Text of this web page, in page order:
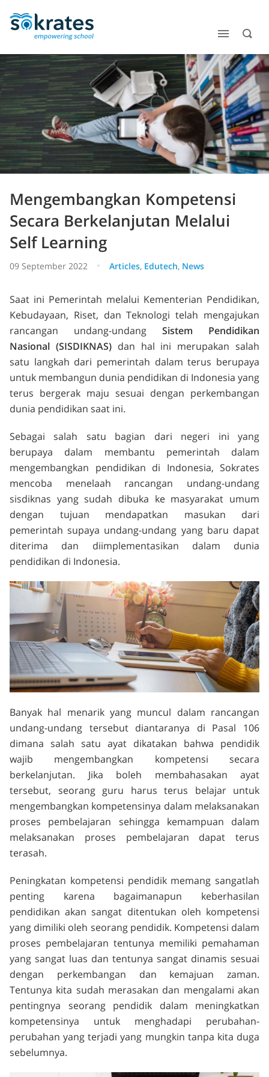
Mengembangkan Kompetensi
Secara Berkelanjutan Melalui
Self Learning
09 September 2022 Articles, Edutech, News
Saat ini Pemerintah melalui Kementerian Pendidikan,
Kebudayaan, Riset, dan Teknologi telah mengajukan
rancangan undang-undang Sistem Pendidikan
Nasional (SISDIKNAS)dan hal ini merupakan salah
satu langkah dari pemerintah dalam terus berupaya
untuk membangun dunia pendidikan di Indonesia yang
terus bergerak maju sesuai dengan perkembangan
dunia pendidikan saat ini.
Sebagai salah satu bagian dari negeri ini yang
berupaya dalam membantu pemerintah dalam
mengembangkan pendidikan di Indonesia, Sokrates
mencoba menelaah rancangan undang-undang
sisdiknas yang sudah dibuka ke masyarakat umum
dengan tujuan mendapatkan masukan dari
pemerintah supaya undang-undang yang baru dapat
diterima dan diimplementasikan dalam dunia
pendidikan di Indonesia.
Banyak hal menarik yang muncul dalam rancangan
undang-undang tersebut diantaranya di Pasal 106
dimana salah satu ayat dikatakan bahwa pendidik
wajib mengembangkan kompetensi secara
berkelanjutan. Jika boleh membahasakan ayat
tersebut, seorang guru harus terus belajar untuk
mengembangkan kompetensinya dalam melaksanakan
proses pembelajaran sehingga kemampuan dalam
melaksanakan proses pembelajaran dapat terus
terasah.
Peningkatan kompetensi pendidik memang sangatlah
penting karena bagaimanapun keberhasilan
pendidikan akan sangat ditentukan oleh kompetensi
yang dimiliki oleh seorang pendidik. Kompetensi dalam
proses pembelajaran tentunya memiliki pemahaman
yang sangat luas dan tentunya sangat dinamis sesuai
dengan perkembangan dan kemajuan zaman.
Tentunya kita sudah merasakan dan mengalami akan
pentingnya seorang pendidik dalam meningkatkan
kompetensinya untuk menghadapi perubahan-
perubahan yang terjadi yang mungkin tanpa kita duga
sebelumnya.